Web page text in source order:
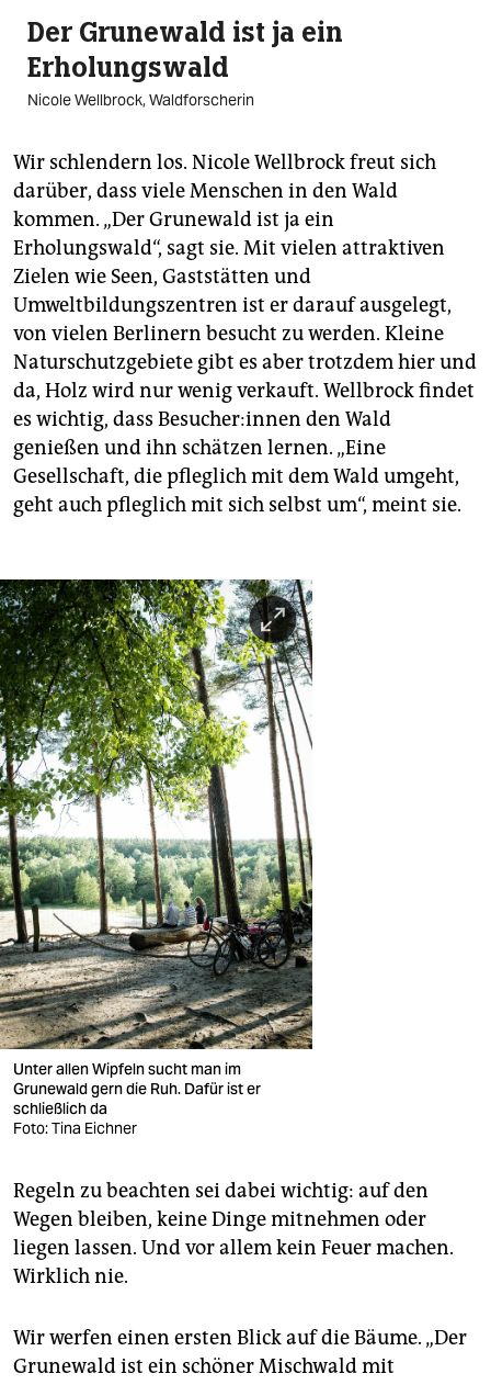
Der Grunewald ist ja ein
Erholungswald
Nicole Wellbrock, Waldforscherin
Wir schlendern los. Nicole Wellbrock freut sich
darüber, dass viele Menschen in den Wald
kommen. „Der Grunewald ist ja ein
Erholungswald“, sagt sie. Mit vielen attraktiven
Zielen wie Seen, Gaststätten und
Umweltbildungszentren ist er darauf ausgelegt,
von vielen Berlinern besucht zu werden. Kleine
Naturschutzgebiete gibt es aber trotzdem hier und
da, Holz wird nur wenig verkauft. Wellbrock findet
es wichtig, dass Be­su­che­r:in­nen den Wald
genießen und ihn schätzen lernen. „Eine
Gesellschaft, die pfleglich mit dem Wald umgeht,
geht auch pfleglich mit sich selbst um“, meint sie.
Unter allen Wipfeln sucht man im
Grunewald gern die Ruh. Dafür ist er
schließlich da
Foto: Tina Eichner
Regeln zu beachten sei dabei wichtig: auf den
Wegen bleiben, keine Dinge mitnehmen oder
liegen lassen. Und vor allem kein Feuer machen.
Wirklich nie.
Wir werfen einen ersten Blick auf die Bäume. „Der
Grunewald ist ein schöner Mischwald mit